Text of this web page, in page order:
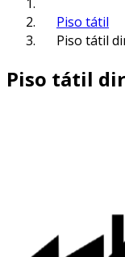
Piso tátil
Piso tátil
Piso tátil